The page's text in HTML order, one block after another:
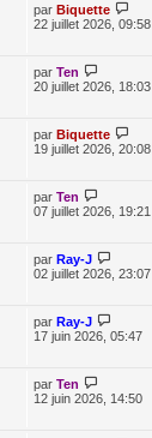
par Biquette
22 juillet 2026, 09:58
par Ten
20 juillet 2026, 18:03
par Biquette
19 juillet 2026, 20:08
par Ten
07 juillet 2026, 19:21
par Ray-J
02 juillet 2026, 23:07
par Ray-J
17 juin 2026, 05:47
par Ten
12 juin 2026, 14:50